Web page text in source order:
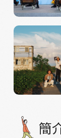
簡